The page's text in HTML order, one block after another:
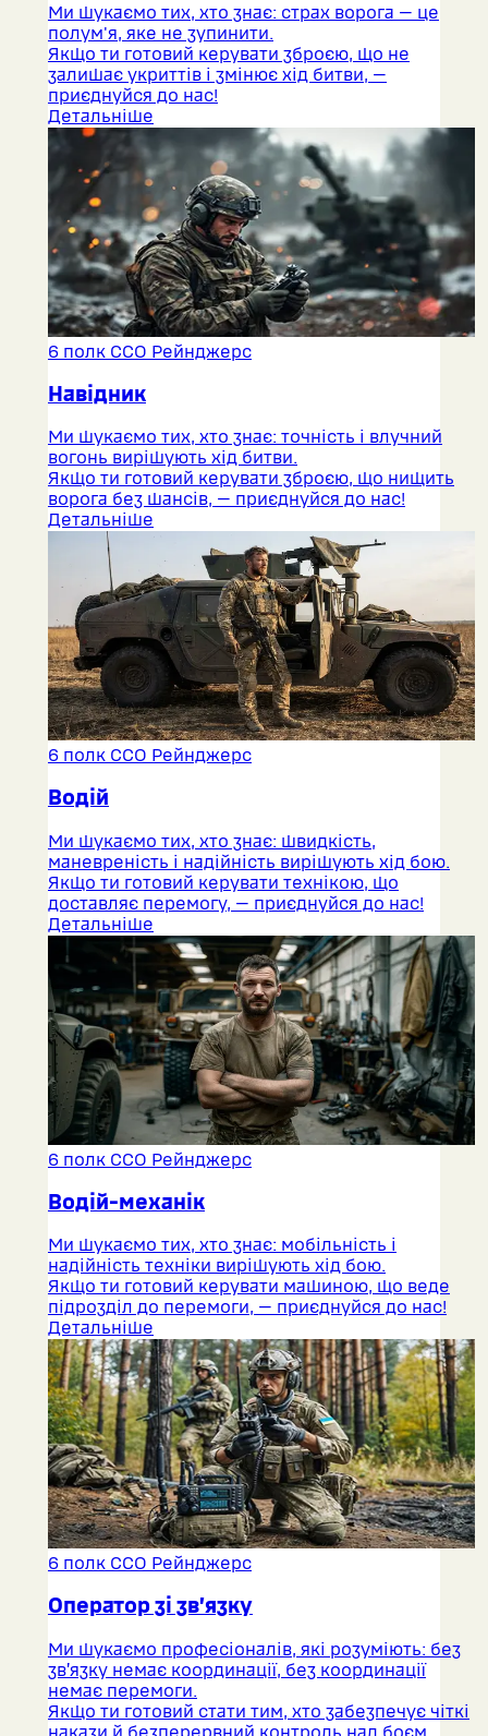
Ми шукаємо тих, хто знає: страх ворога — це
полум'я, яке не зупинити.
Якщо ти готовий керувати зброєю, що не
залишає укриттів і змінює хід битви, —
приєднуйся до нас!
Детальніше
6 полк ССО Рейнджерс
Навідник
Ми шукаємо тих, хто знає: точність і влучний
вогонь вирішують хід битви.
Якщо ти готовий керувати зброєю, що нищить
ворога без шансів, — приєднуйся до нас!
Детальніше
6 полк ССО Рейнджерс
Водій
Ми шукаємо тих, хто знає: швидкість,
маневреність і надійність вирішують хід бою.
Якщо ти готовий керувати технікою, що
доставляє перемогу, — приєднуйся до нас!
Детальніше
6 полк ССО Рейнджерс
Водій-механік
Ми шукаємо тих, хто знає: мобільність і
надійність техніки вирішують хід бою.
Якщо ти готовий керувати машиною, що веде
підрозділ до перемоги, — приєднуйся до нас!
Детальніше
6 полк ССО Рейнджерс
Оператор зі зв’язку
Ми шукаємо професіоналів, які розуміють: без
зв’язку немає координації, без координації
немає перемоги.
Якщо ти готовий стати тим, хто забезпечує чіткі